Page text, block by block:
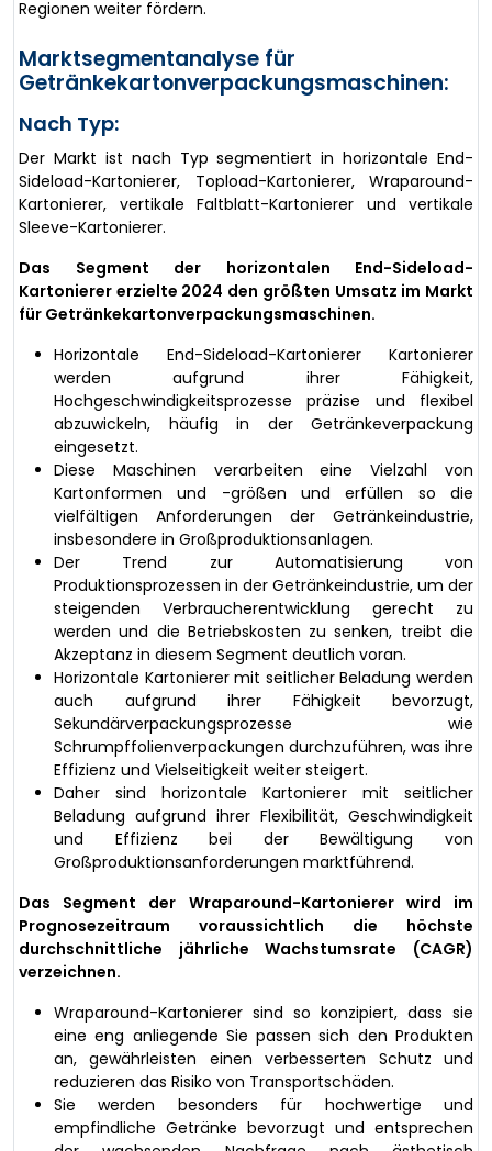
Regionen weiter fördern.
Marktsegmentanalyse für
Getränkekartonverpackungsmaschinen:
Nach Typ:
Der Markt ist nach Typ segmentiert in horizontale End-
Sideload-Kartonierer, Topload-Kartonierer, Wraparound-
Kartonierer, vertikale Faltblatt-Kartonierer und vertikale
Sleeve-Kartonierer.
Das Segment der horizontalen End-Sideload-
Kartonierer erzielte 2024 den größten Umsatz im Markt
für Getränkekartonverpackungsmaschinen.
Horizontale End-Sideload-Kartonierer Kartonierer
werden aufgrund ihrer Fähigkeit,
Hochgeschwindigkeitsprozesse präzise und flexibel
abzuwickeln, häufig in der Getränkeverpackung
eingesetzt.
Diese Maschinen verarbeiten eine Vielzahl von
Kartonformen und -größen und erfüllen so die
vielfältigen Anforderungen der Getränkeindustrie,
insbesondere in Großproduktionsanlagen.
Der Trend zur Automatisierung von
Produktionsprozessen in der Getränkeindustrie, um der
steigenden Verbraucherentwicklung gerecht zu
werden und die Betriebskosten zu senken, treibt die
Akzeptanz in diesem Segment deutlich voran.
Horizontale Kartonierer mit seitlicher Beladung werden
auch aufgrund ihrer Fähigkeit bevorzugt,
Sekundärverpackungsprozesse wie
Schrumpffolienverpackungen durchzuführen, was ihre
Effizienz und Vielseitigkeit weiter steigert.
Daher sind horizontale Kartonierer mit seitlicher
Beladung aufgrund ihrer Flexibilität, Geschwindigkeit
und Effizienz bei der Bewältigung von
Großproduktionsanforderungen marktführend.
Das Segment der Wraparound-Kartonierer wird im
Prognosezeitraum voraussichtlich die höchste
durchschnittliche jährliche Wachstumsrate (CAGR)
verzeichnen.
Wraparound-Kartonierer sind so konzipiert, dass sie
eine eng anliegende Sie passen sich den Produkten
an, gewährleisten einen verbesserten Schutz und
reduzieren das Risiko von Transportschäden.
Sie werden besonders für hochwertige und
empfindliche Getränke bevorzugt und entsprechen